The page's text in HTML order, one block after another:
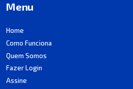
Menu
Home
Como Funciona
Quem Somos
Fazer Login
Assine